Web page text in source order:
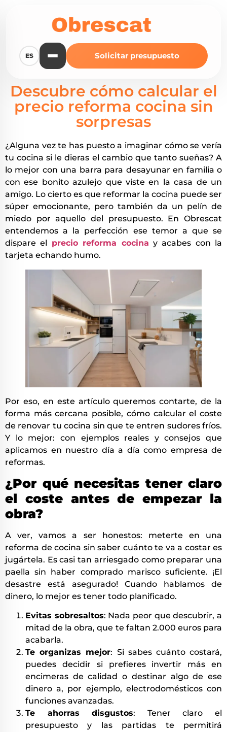
ES Solicitar presupuesto
Descubre cómo calcular el
precio reforma cocina sin
sorpresas
¿Alguna vez te has puesto a imaginar cómo se vería
tu cocina si le dieras el cambio que tanto sueñas? A
lo mejor con una barra para desayunar en familia o
con ese bonito azulejo que viste en la casa de un
amigo. Lo cierto es que reformar la cocina puede ser
súper emocionante, pero también da un pelín de
miedo por aquello del presupuesto. En Obrescat
entendemos a la perfección ese temor a que se
dispare el precio reforma cocina y acabes con la
tarjeta echando humo.
Por eso, en este artículo queremos contarte, de la
forma más cercana posible, cómo calcular el coste
de renovar tu cocina sin que te entren sudores fríos.
Y lo mejor: con ejemplos reales y consejos que
aplicamos en nuestro día a día como empresa de
reformas.
¿Por qué necesitas tener claro
el coste antes de empezar la
obra?
A ver, vamos a ser honestos: meterte en una
reforma de cocina sin saber cuánto te va a costar es
jugártela. Es casi tan arriesgado como preparar una
paella sin haber comprado marisco suficiente. ¡El
desastre está asegurado! Cuando hablamos de
dinero, lo mejor es tener todo planificado.
Evitas sobresaltos: Nada peor que descubrir, a
mitad de la obra, que te faltan 2.000 euros para
acabarla.
Te organizas mejor: Si sabes cuánto costará,
puedes decidir si prefieres invertir más en
encimeras de calidad o destinar algo de ese
dinero a, por ejemplo, electrodomésticos con
funciones avanzadas.
Te ahorras disgustos: Tener claro el
presupuesto y las partidas te permitirá